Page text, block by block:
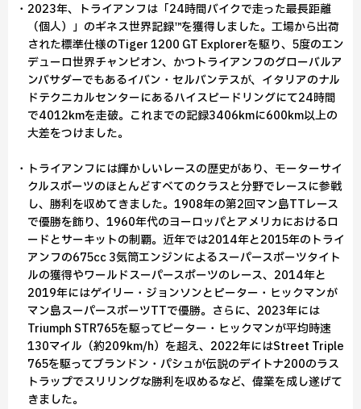
・2023年、トライアンフは「24時間バイクで走った最長距離
（個人）」のギネス世界記録™を獲得しました。工場から出荷
された標準仕様のTiger 1200 GT Explorerを駆り、5度のエン
デューロ世界チャンピオン、かつトライアンフのグローバルア
ンバサダーでもあるイバン・セルバンテスが、イタリアのナル
ドテクニカルセンターにあるハイスピードリングにて24時間
で4012kmを走破。これまでの記録3406kmに600km以上の
大差をつけました。
・トライアンフには輝かしいレースの歴史があり、モーターサイ
クルスポーツのほとんどすべてのクラスと分野でレースに参戦
し、勝利を収めてきました。1908年の第2回マン島TTレース
で優勝を飾り、1960年代のヨーロッパとアメリカにおけるロ
ードとサーキットの制覇。近年では2014年と2015年のトライ
アンフの675cc 3気筒エンジンによるスーパースポーツタイト
ルの獲得やワールドスーパースポーツのレース、2014年と
2019年にはゲイリー・ジョンソンとピーター・ヒックマンが
マン島スーパースポーツTTで優勝。さらに、2023年には
Triumph STR765を駆ってピーター・ヒックマンが平均時速
130マイル（約209km/h）を超え、2022年にはStreet Triple
765を駆ってブランドン・パシュが伝説のデイトナ200のラス
トラップでスリリングな勝利を収めるなど、偉業を成し遂げて
きました。